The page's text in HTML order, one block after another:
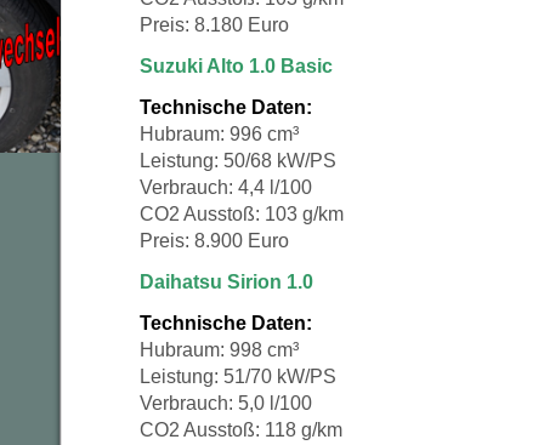
Preis: 8.180 Euro
Suzuki Alto 1.0 Basic
Technische Daten:
Hubraum: 996 cm³
Leistung: 50/68 kW/PS
Verbrauch: 4,4 l/100
CO2 Ausstoß: 103 g/km
Preis: 8.900 Euro
Daihatsu Sirion 1.0
Technische Daten:
Hubraum: 998 cm³
Leistung: 51/70 kW/PS
Verbrauch: 5,0 l/100
CO2 Ausstoß: 118 g/km